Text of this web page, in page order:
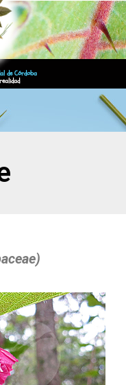
de Córdoba